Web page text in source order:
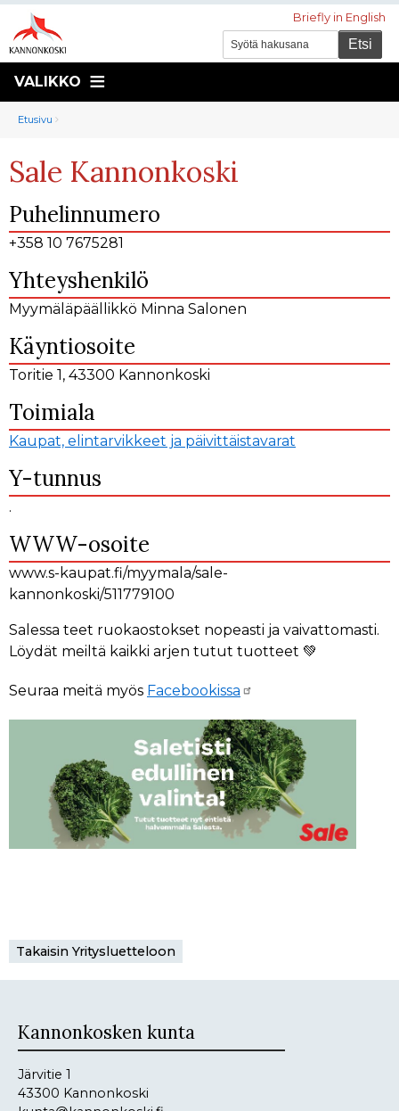
Briefly in English
VALIKKO
Murupolku
You
here:
Etusivu
Sale Kannonkoski
Puhelinnumero
+358 10 7675281
Yhteyshenkilö
Myymäläpäällikkö Minna Salonen
Käyntiosoite
Toritie 1, 43300 Kannonkoski
Toimiala
Kaupat, elintarvikkeet ja päivittäistavarat
Y-tunnus
.
WWW-osoite
www.s-kaupat.fi/myymala/sale-
kannonkoski/511779100
Salessa teet ruokaostokset nopeasti ja vaivattomasti.
Löydät meiltä kaikki arjen tutut tuotteet 💚
Seuraa meitä myös Facebookissa
Takaisin Yritysluetteloon
Kannonkosken kunta
Järvitie 1
43300 Kannonkoski